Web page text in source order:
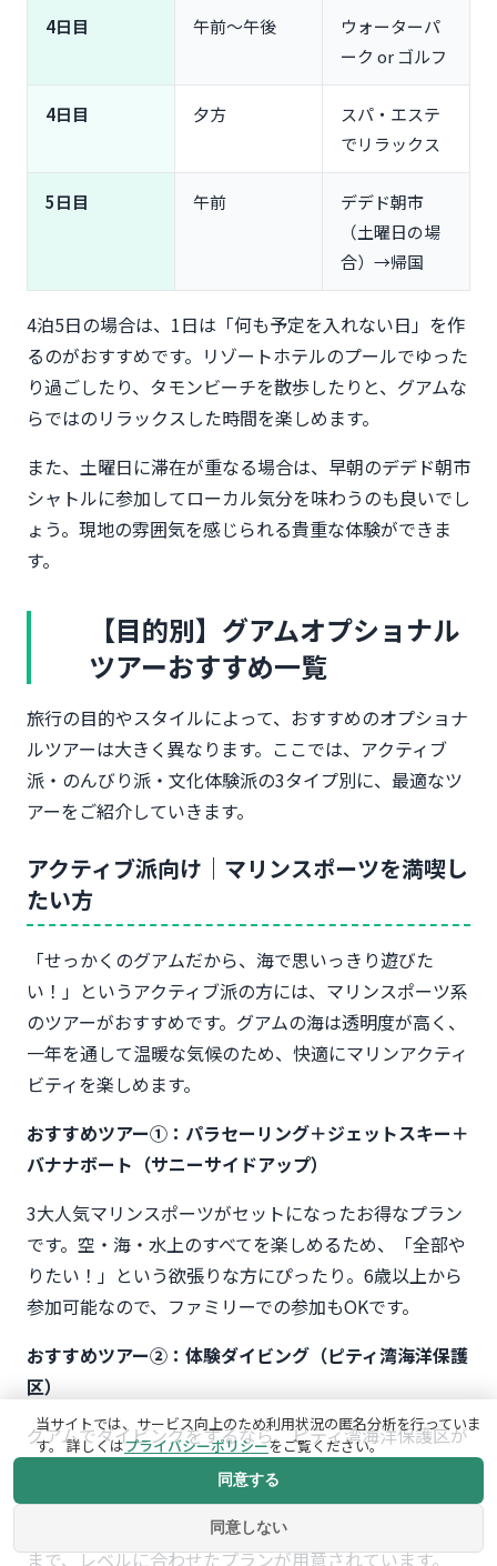
4日目 午前〜午後
ウォーターパ
ーク or ゴルフ
4日目 夕方
スパ・エステ
でリラックス
5日目 午前
デデド朝市
（土曜日の場
合）→帰国
4泊5日の場合は、1日は「何も予定を入れない日」を作
るのがおすすめです。リゾートホテルのプールでゆった
り過ごしたり、タモンビーチを散歩したりと、グアムな
らではのリラックスした時間を楽しめます。
また、土曜日に滞在が重なる場合は、早朝のデデド朝市
シャトルに参加してローカル気分を味わうのも良いでし
ょう。現地の雰囲気を感じられる貴重な体験ができま
す。
【目的別】グアムオプショナル
ツアーおすすめ一覧
旅行の目的やスタイルによって、おすすめのオプショナ
ルツアーは大きく異なります。ここでは、アクティブ
派・のんびり派・文化体験派の3タイプ別に、最適なツ
アーをご紹介していきます。
アクティブ派向け｜マリンスポーツを満喫し
たい方
「せっかくのグアムだから、海で思いっきり遊びた
い！」というアクティブ派の方には、マリンスポーツ系
のツアーがおすすめです。グアムの海は透明度が高く、
一年を通して温暖な気候のため、快適にマリンアクティ
ビティを楽しめます。
おすすめツアー①：パラセーリング＋ジェットスキー＋
バナナボート（サニーサイドアップ）
3大人気マリンスポーツがセットになったお得なプラン
です。空・海・水上のすべてを楽しめるため、「全部や
りたい！」という欲張りな方にぴったり。6歳以上から
参加可能なので、ファミリーでの参加もOKです。
おすすめツアー②：体験ダイビング（ピティ湾海洋保護
区）
グアムでダイビングをするなら、ピティ湾海洋保護区が
おすすめです。透明度の高い海で、カラフルな熱帯魚や
サンゴ礁を間近で観察できます。初心者向けの体験ダイ
ビングから、ライセンス保持者向けのファンダイビング
まで、レベルに合わせたプランが用意されています。
当サイトでは、サービス向上のため利用状況の匿名分析を行っていま
す。 詳しくはプライバシーポリシーをご覧ください。
同意しない
同意する